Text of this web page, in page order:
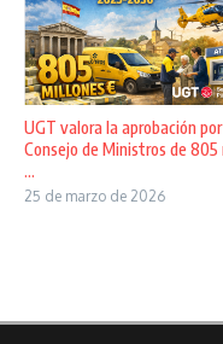
UGT valora la aprobación
Consejo de Ministros de 805
...
25 de marzo de 2026